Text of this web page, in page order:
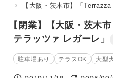
【大阪・茨木市】「
【閉業】【大阪・茨木
テラッツァ レガーレ」
駐車場あり テラスOK 大型